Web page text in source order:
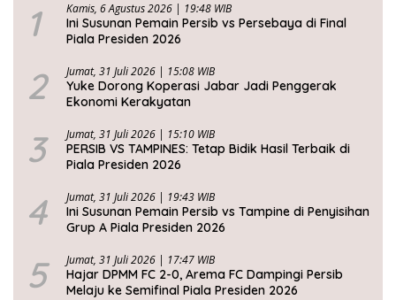
1 Kamis, 6 Agustus 2026 | 19:48 WIB
Ini Susunan Pemain Persib vs Persebaya di Final
Piala Presiden 2026
2 Jumat, 31 Juli 2026 | 15:08 WIB
Yuke Dorong Koperasi Jabar Jadi Penggerak
Ekonomi Kerakyatan
3 Jumat, 31 Juli 2026 | 15:10 WIB
PERSIB VS TAMPINES: Tetap Bidik Hasil Terbaik di
Piala Presiden 2026
4 Jumat, 31 Juli 2026 | 19:43 WIB
Ini Susunan Pemain Persib vs Tampine di Penyisihan
Grup A Piala Presiden 2026
5 Jumat, 31 Juli 2026 | 17:47 WIB
Hajar DPMM FC 2-0, Arema FC Dampingi Persib
Melaju ke Semifinal Piala Presiden 2026